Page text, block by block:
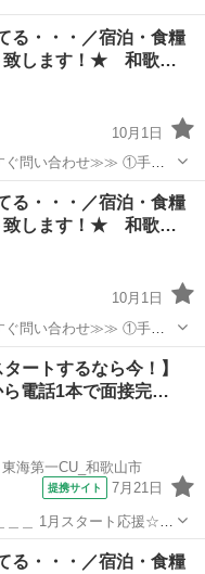
る・・・／宿泊・食糧
致します！★ 和歌…
10月1日
ぐ問い合わせ≫≫ ①手持
無い ③携帯が止まって
弊社のプロの
る・・・／宿泊・食糧
致します！★ 和歌…
10月1日
ぐ問い合わせ≫≫ ①手持
無い ③携帯が止まって
弊社のプロの
ートするなら今！】
ら電話1本で面接完…
海第一CU_和歌山市
提携サイト 7月21日
が全力でサポート！ こ
る・・・／宿泊・食糧